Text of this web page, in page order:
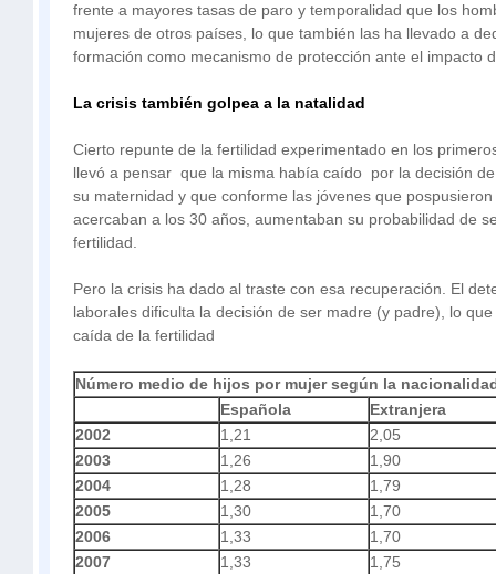
frente a mayores tasas de paro y temporalidad que los
mujeres de otros países, lo que también las ha llevado a
formación como mecanismo de protección ante el impacto
La crisis también golpea a la natalidad
Cierto repunte de la fertilidad experimentado en los
llevó a pensar que la misma había caído por la decisión
su maternidad y que conforme las jóvenes que
acercaban a los 30 años, aumentaban su probabilidad de
fertilidad.
Pero la crisis ha dado al traste con esa recuperación. El
laborales dificulta la decisión de ser madre (y padre), lo
caída de la fertilidad
Número medio de hijos por mujer según la
Española
Extranjera
2002
1,21
2,05
2003
1,26
1,90
2004
1,28
1,79
2005
1,30
1,70
2006
1,33
1,70
2007
1,33
1,75